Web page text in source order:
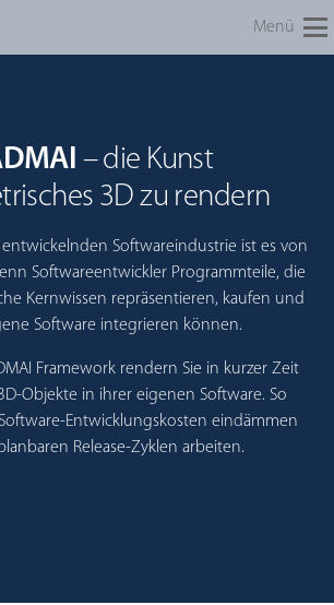
Menü
– die Kunst
3D zu rendern
entwickelnden Softwareindustrie ist es von
Softwareentwickler Programmteile, die
Kernwissen repräsentieren, kaufen und
Software integrieren können.
Framework rendern Sie in kurzer Zeit
Objekte in ihrer eigenen Software. So
Entwicklungskosten eindämmen
Release-Zyklen arbeiten.